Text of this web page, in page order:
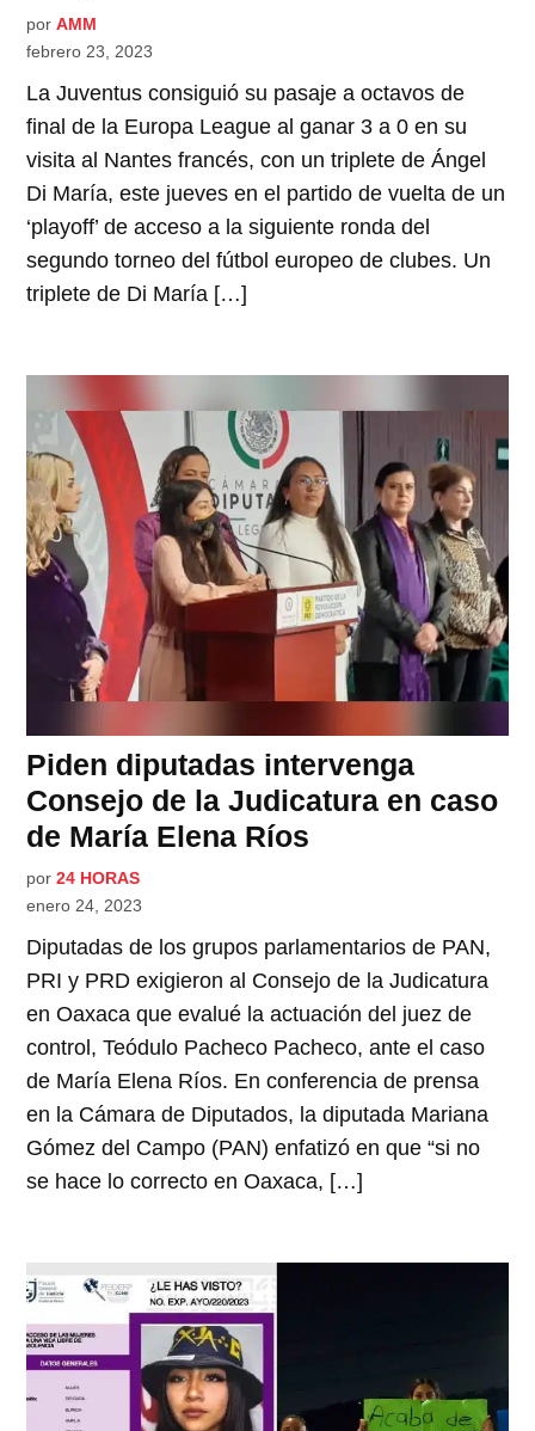
por AMM
febrero 23, 2023
La Juventus consiguió su pasaje a octavos de
final de la Europa League al ganar 3 a 0 en su
visita al Nantes francés, con un triplete de Ángel
Di María, este jueves en el partido de vuelta de un
‘playoff’ de acceso a la siguiente ronda del
segundo torneo del fútbol europeo de clubes. Un
triplete de Di María […]
Piden diputadas intervenga
Consejo de la Judicatura en caso
de María Elena Ríos
por 24 HORAS
enero 24, 2023
Diputadas de los grupos parlamentarios de PAN,
PRI y PRD exigieron al Consejo de la Judicatura
en Oaxaca que evalué la actuación del juez de
control, Teódulo Pacheco Pacheco, ante el caso
de María Elena Ríos. En conferencia de prensa
en la Cámara de Diputados, la diputada Mariana
Gómez del Campo (PAN) enfatizó en que “si no
se hace lo correcto en Oaxaca, […]